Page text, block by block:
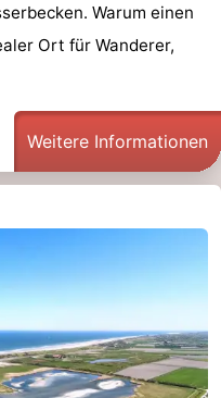
Warum einen
Ort für Wanderer,
Weitere Informationen